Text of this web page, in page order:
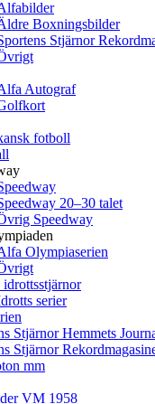
Boxningsbilder
Stjärnor
Autograf
fotboll
20–30 talet
Speedway
Olympiaserien
serier
Stjärnor Hemmets
Stjärnor
mm
VM 1958